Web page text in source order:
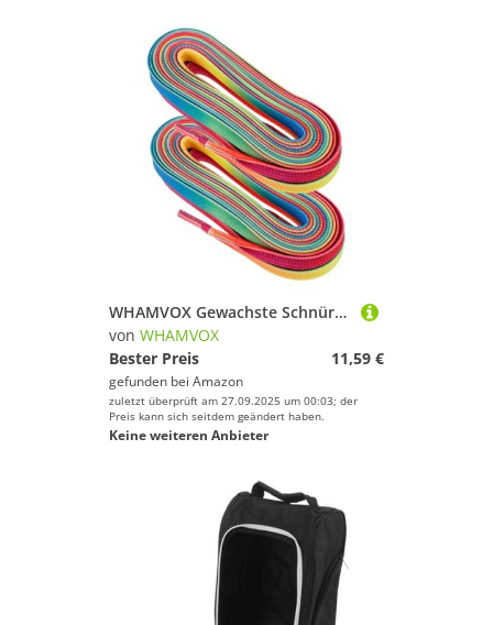
WHAMVOX Gewachste Schnürsenkel Für Hockey Schlittschuhe Rollschuhe Und Eiskunstlauf Leicht Elastisch Langlebig Feiner Handwerkskunst Gefertigt Für EIS Und Rollsportarten
von WHAMVOX
Bester Preis
11,59 €
gefunden bei Amazon
zuletzt überprüft am 27.09.2025 um 00:03; der
Preis kann sich seitdem geändert haben.
Keine weiteren Anbieter